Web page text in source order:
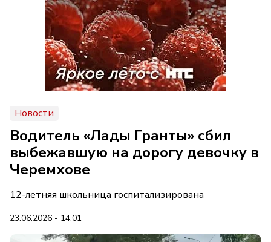
Новости
Водитель «Лады Гранты» сбил
выбежавшую на дорогу девочку в
Черемхове
12-летняя школьница госпитализирована
23.06.2026 - 14:01